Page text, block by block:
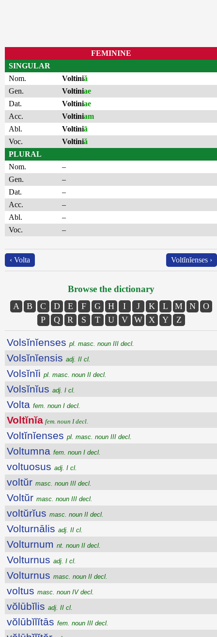
FEMININE
SINGULAR
Nom.
Voltiniă
Gen.
Voltiniae
Dat.
Voltiniae
Acc.
Voltiniam
Abl.
Voltiniā
Voc.
Voltiniă
PLURAL
Nom.
–
Gen.
–
Dat.
–
Acc.
–
Abl.
–
Voc.
–
‹ Volta Voltĭnĭenses ›
Browse the dictionary
A B C D E F G H I J K L M N
O
P
Q R S T U V W X Y Z
Volsĭnĭenses pl. masc. noun III decl.
Volsĭnĭensis adj. II cl.
Volsĭnĭi pl. masc. noun II decl.
Volsĭnĭus adj. I cl.
Volta fem. noun I decl.
Voltĭnĭa fem. noun I decl.
Voltĭnĭenses pl. masc. noun III decl.
Voltumna fem. noun I decl.
voltuosus adj. I cl.
voltŭr masc. noun III decl.
Voltŭr masc. noun III decl.
voltŭrĭus masc. noun II decl.
Volturnālis adj. II cl.
Volturnum nt. noun II decl.
Volturnus adj. I cl.
Volturnus masc. noun II decl.
voltus masc. noun IV decl.
vŏlūbĭlis adj. II cl.
vŏlūbĭlĭtās fem. noun III decl.